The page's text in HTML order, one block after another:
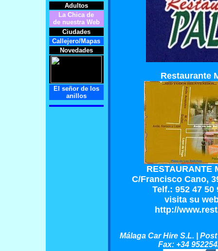
Adultos
La Chica de
de nuestra Web
Ciudades
Callejero/Mapas
Novedades
El señor de los
anillos
Restaurante
RESTAURANTE
C/Francisco Cano,
Telf.: 952 47 50
visita su
http://
Málaga Car Hire S.L. |
Fax: +34